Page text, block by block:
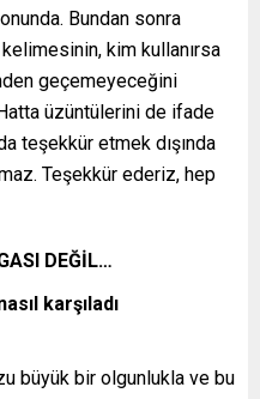
Bundan sonra
kim kullanırsa
geçemeyeceğini
üzüntülerini de ifade
teşekkür etmek dışında
Teşekkür ederiz, hep
DEĞİL…
karşıladı
büyük bir olgunlukla ve bu